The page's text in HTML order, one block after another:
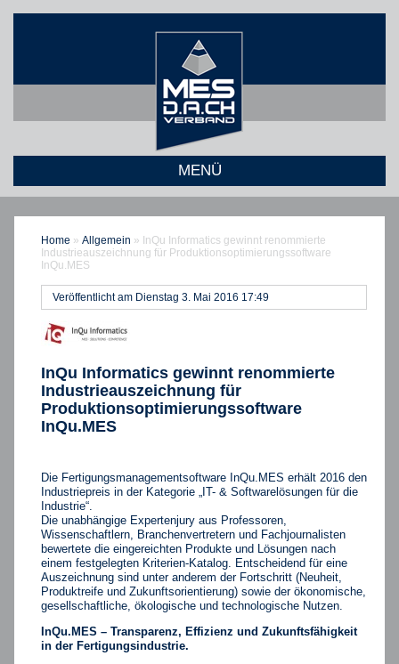
MENÜ
Home » Allgemein » InQu Informatics gewinnt renommierte
Industrieauszeichnung für Produktionsoptimierungssoftware
InQu.MES
Veröffentlicht am Dienstag 3. Mai 2016 17:49
InQu Informatics gewinnt renommierte
Industrieauszeichnung für
Produktionsoptimierungssoftware
InQu.MES
Die Fertigungsmanagementsoftware InQu.MES erhält 2016 den
Industriepreis in der Kategorie „IT- & Softwarelösungen für die
Industrie“.
Die unabhängige Expertenjury aus Professoren,
Wissenschaftlern, Branchenvertretern und Fachjournalisten
bewertete die eingereichten Produkte und Lösungen nach
einem festgelegten Kriterien-Katalog. Entscheidend für eine
Auszeichnung sind unter anderem der Fortschritt (Neuheit,
Produktreife und Zukunftsorientierung) sowie der ökonomische,
gesellschaftliche, ökologische und technologische Nutzen.
InQu.MES – Transparenz, Effizienz und Zukunftsfähigkeit
in der Fertigungsindustrie.